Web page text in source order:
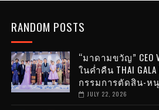
RANDOM POSTS
“มาดามขวัญ” CEO
ในค่ำคืน THAI
กรรมการตัดสิน-ห
JULY 22, 2026